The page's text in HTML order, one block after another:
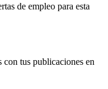
de empleo para esta
con tus publicaciones en